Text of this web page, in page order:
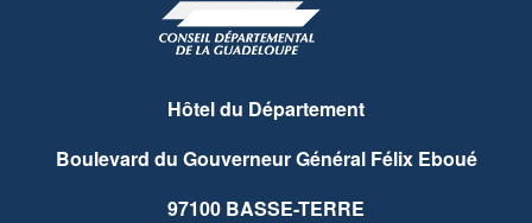
Hôtel du Département
Boulevard du Gouverneur Général Félix Eboué
97100 BASSE-TERRE